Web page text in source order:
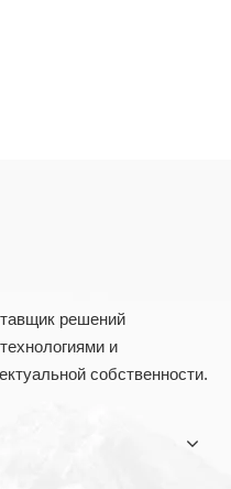
решений
и
собственности.